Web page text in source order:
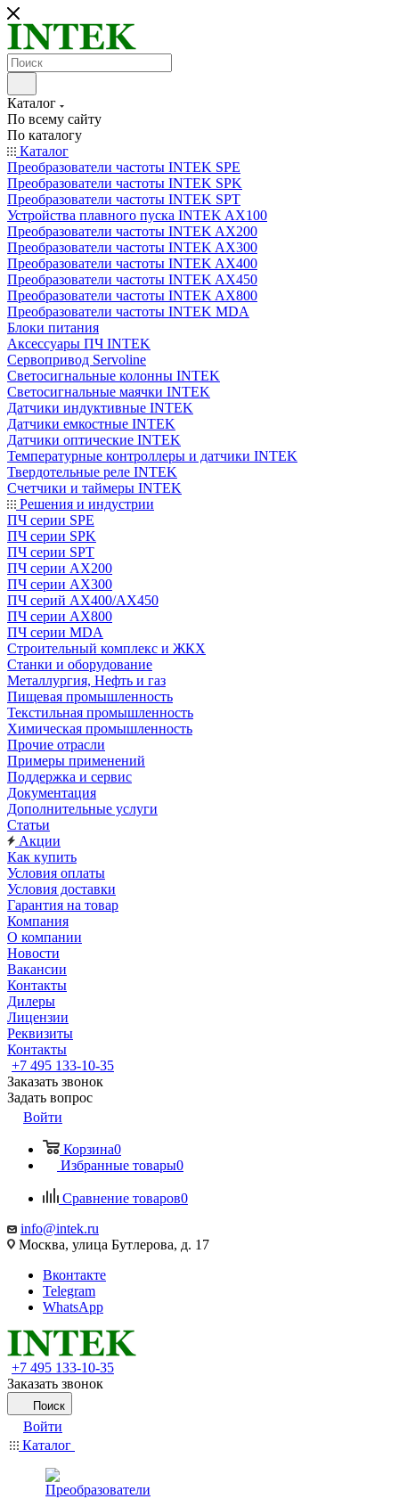
Каталог
По всему сайту
По каталогу
Каталог
Преобразователи частоты INTEK SPE
Преобразователи частоты INTEK SPK
Преобразователи частоты INTEK SPT
Устройства плавного пуска INTEK AX100
Преобразователи частоты INTEK AX200
Преобразователи частоты INTEK AX300
Преобразователи частоты INTEK AX400
Преобразователи частоты INTEK AX450
Преобразователи частоты INTEK AX800
Преобразователи частоты INTEK MDA
Блоки питания
Аксессуары ПЧ INTEK
Сервопривод Servoline
Светосигнальные колонны INTEK
Светосигнальные маячки INTEK
Датчики индуктивные INTEK
Датчики емкостные INTEK
Датчики оптические INTEK
Температурные контроллеры и датчики INTEK
Твердотельные реле INTEK
Счетчики и таймеры INTEK
Решения и индустрии
ПЧ серии SPE
ПЧ серии SPK
ПЧ серии SPT
ПЧ серии AX200
ПЧ серии AX300
ПЧ серий AX400/AX450
ПЧ серии AX800
ПЧ серии MDA
Строительный комплекс и ЖКХ
Станки и оборудование
Металлургия, Нефть и газ
Пищевая промышленность
Текстильная промышленность
Химическая промышленность
Прочие отрасли
Примеры применений
Поддержка и сервис
Документация
Дополнительные услуги
Статьи
Акции
Как купить
Условия оплаты
Условия доставки
Гарантия на товар
Компания
О компании
Новости
Вакансии
Контакты
Дилеры
Лицензии
Реквизиты
Контакты
+7 495 133-10-35
Заказать звонок
Задать вопрос
Войти
Корзина0
Избранные товары0
Сравнение товаров0
info@intek.ru
Москва, улица Бутлерова, д. 17
Вконтакте
Telegram
WhatsApp
+7 495 133-10-35
Заказать звонок
Поиск
Войти
Каталог